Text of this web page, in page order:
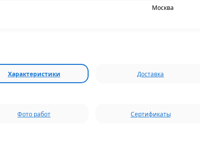
Москва
Характеристики Доставка
Фото работ Сертификаты